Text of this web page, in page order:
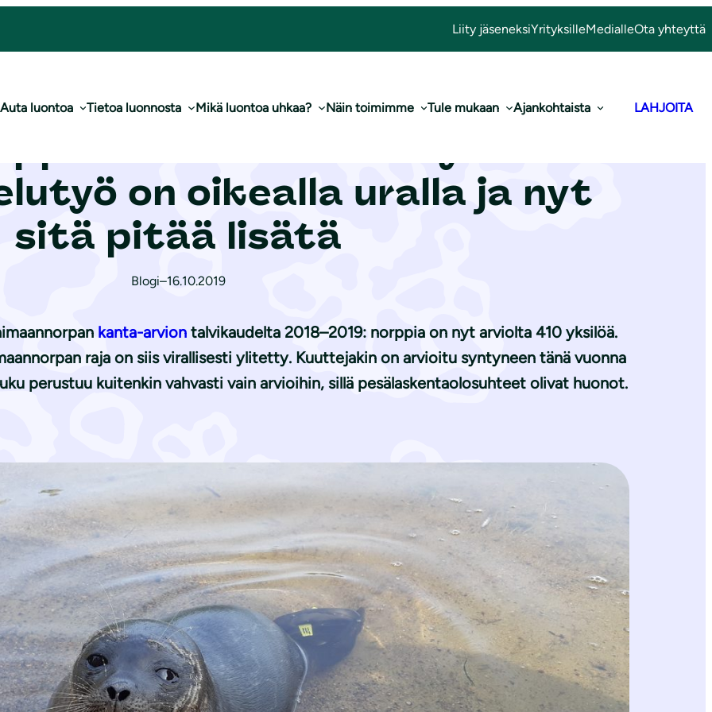
Liity jäseneksiYrityksilleMedialleOta yhteyttä
Auta luontoa Tietoa luonnosta Mikä luontoa uhkaa? Näin toimimme Tule mukaan Ajankohtaista LAHJOITA
on oikealla uralla ja nyt sitä pitää lisätä
on oikealla uralla ja nyt
sitä pitää lisätä
Blogi–16.10.2019
kanta-arvion talvikaudelta 2018–2019: norppia on nyt arviolta 410 yksilöä.
raja on siis virallisesti ylitetty. Kuuttejakin on arvioitu syntyneen tänä vuonna
perustuu kuitenkin vahvasti vain arvioihin, sillä pesälaskentaolosuhteet olivat huonot.